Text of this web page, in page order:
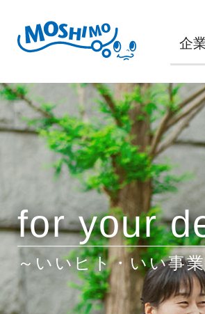
企
for your
～いいヒト・いい事